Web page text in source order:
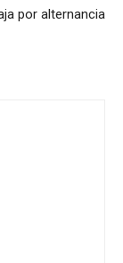
por alternancia